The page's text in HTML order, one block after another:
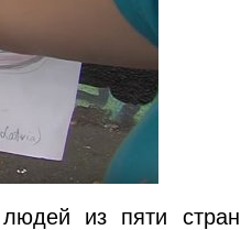
из пяти стран